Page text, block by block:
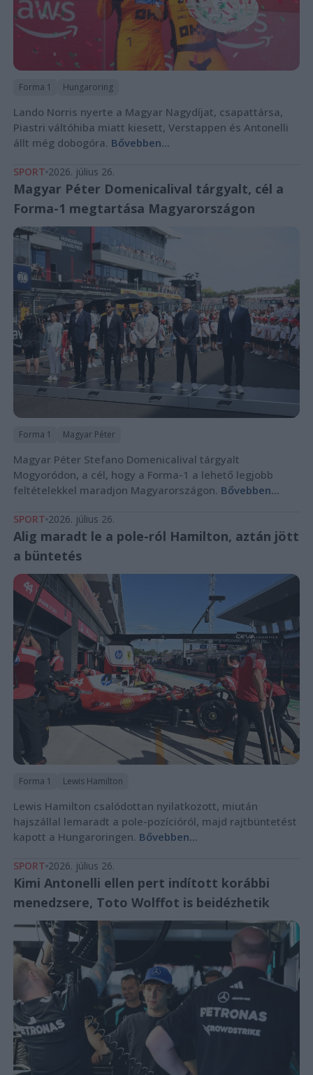
Forma 1 Hungaroring
Lando Norris nyerte a Magyar Nagydíjat, csapattársa,
Piastri váltóhiba miatt kiesett, Verstappen és Antonelli
állt még dobogóra. Bővebben...
SPORT 2026. július 26.
Magyar Péter Domenicalival tárgyalt, cél a
Forma-1 megtartása Magyarországon
Forma 1 Magyar Péter
Magyar Péter Stefano Domenicalival tárgyalt
Mogyoródon, a cél, hogy a Forma-1 a lehető legjobb
feltételekkel maradjon Magyarországon. Bővebben...
SPORT 2026. július 26.
Alig maradt le a pole-ról Hamilton, aztán jött
a büntetés
Forma 1 Lewis Hamilton
Lewis Hamilton csalódottan nyilatkozott, miután
hajszállal lemaradt a pole-pozícióról, majd rajtbüntetést
kapott a Hungaroringen. Bővebben...
SPORT 2026. július 26.
Kimi Antonelli ellen pert indított korábbi
menedzsere, Toto Wolffot is beidézhetik